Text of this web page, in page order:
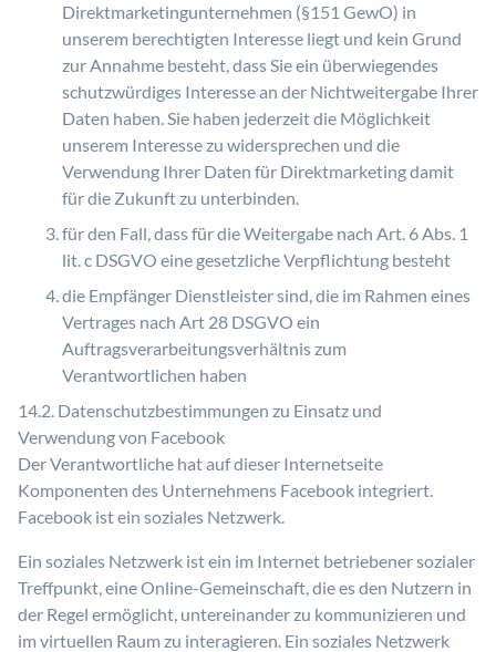
Direktmarketingunternehmen (§151 GewO) in
unserem berechtigten Interesse liegt und kein Grund
zur Annahme besteht, dass Sie ein überwiegendes
schutzwürdiges Interesse an der Nichtweitergabe Ihrer
Daten haben. Sie haben jederzeit die Möglichkeit
unserem Interesse zu widersprechen und die
Verwendung Ihrer Daten für Direktmarketing damit
für die Zukunft zu unterbinden.
für den Fall, dass für die Weitergabe nach Art. 6 Abs. 1
lit. c DSGVO eine gesetzliche Verpflichtung besteht
die Empfänger Dienstleister sind, die im Rahmen eines
Vertrages nach Art 28 DSGVO ein
Auftragsverarbeitungsverhältnis zum
Verantwortlichen haben
14.2. Datenschutzbestimmungen zu Einsatz und
Verwendung von Facebook
Der Verantwortliche hat auf dieser Internetseite
Komponenten des Unternehmens Facebook integriert.
Facebook ist ein soziales Netzwerk.
Ein soziales Netzwerk ist ein im Internet betriebener sozialer
Treffpunkt, eine Online-Gemeinschaft, die es den Nutzern in
der Regel ermöglicht, untereinander zu kommunizieren und
im virtuellen Raum zu interagieren. Ein soziales Netzwerk